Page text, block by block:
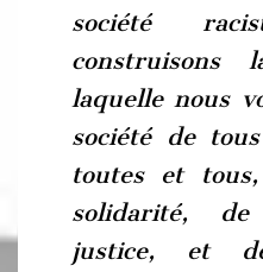
société
construisons
laquelle nous
société de
toutes et
solidarité,
justice, et